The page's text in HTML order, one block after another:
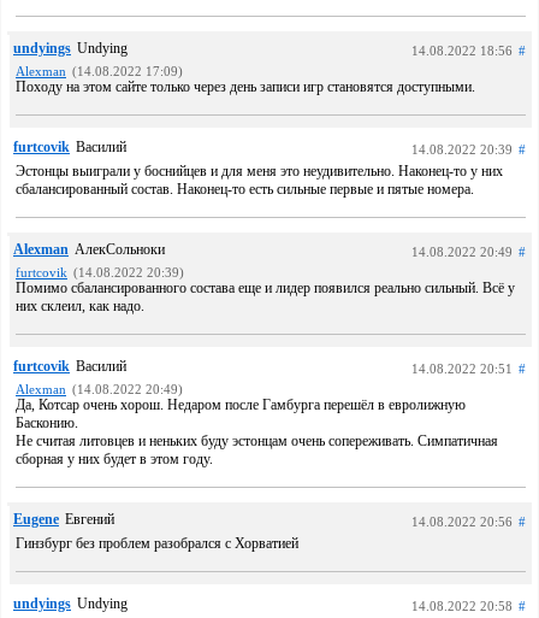
undyings Undying 14.08.2022 18:56 #
Alexman (14.08.2022 17:09)
Походу на этом сайте только через день записи игр становятся доступными.
furtcovik Василий 14.08.2022 20:39 #
Эстонцы выиграли у боснийцев и для меня это неудивительно. Наконец-то у них
сбалансированный состав. Наконец-то есть сильные первые и пятые номера.
Alexman АлекСольноки 14.08.2022 20:49 #
furtcovik (14.08.2022 20:39)
Помимо сбалансированного состава еще и лидер появился реально сильный. Всё у
них склеил, как надо.
furtcovik Василий 14.08.2022 20:51 #
Alexman (14.08.2022 20:49)
Да, Котсар очень хорош. Недаром после Гамбурга перешёл в евролижную
Басконию.
Не считая литовцев и неньких буду эстонцам очень сопереживать. Симпатичная
сборная у них будет в этом году.
Eugene Евгений 14.08.2022 20:56 #
Гинзбург без проблем разобрался с Хорватией
undyings Undying 14.08.2022 20:58 #